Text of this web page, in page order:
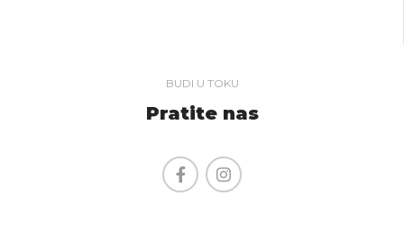
BUDI U TOKU
Pratite nas